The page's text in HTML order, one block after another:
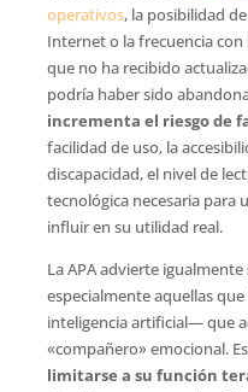
operativos, la posibilidad
Internet o la frecuencia con
que no ha recibido
podría haber sido
incrementa el riesgo de
facilidad de uso, la
discapacidad, el nivel de
tecnológica necesaria para
influir en su utilidad real.
La APA advierte
especialmente aquellas
inteligencia artificial— que
«compañero» emocional.
limitarse a su función